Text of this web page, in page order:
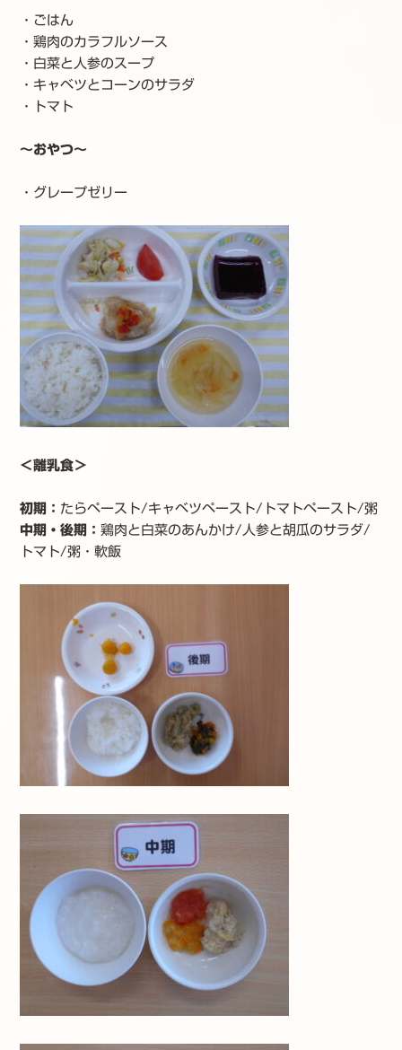
・ごはん
・鶏肉のカラフルソース
・白菜と人参のスープ
・キャベツとコーンのサラダ
・トマト
～おやつ～
・グレープゼリー
＜離乳食＞
初期： たらペースト/キャベツペースト/トマトペースト/粥
中期・後期 ： 鶏肉と白菜のあんかけ/人参と胡瓜のサラダ/
トマト/粥・軟飯